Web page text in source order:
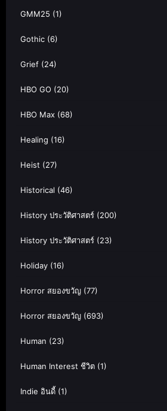
GMM25 (1)
Gothic (6)
Grief (24)
HBO GO (20)
HBO Max (68)
Healing (16)
Heist (27)
Historical (46)
History ประวัติศาสตร์ (200)
History ประวัติศาสตร์ (23)
Holiday (16)
Horror สยองขวัญ (77)
Horror สยองขวัญ (693)
Human (23)
Human Interest ชีวิต (1)
Indie อินดี้ (1)